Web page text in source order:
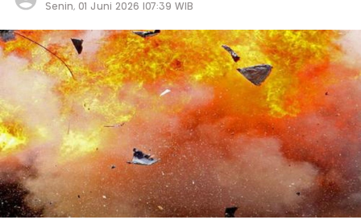
Senin, 01 Juni 2026 |07:39 WIB